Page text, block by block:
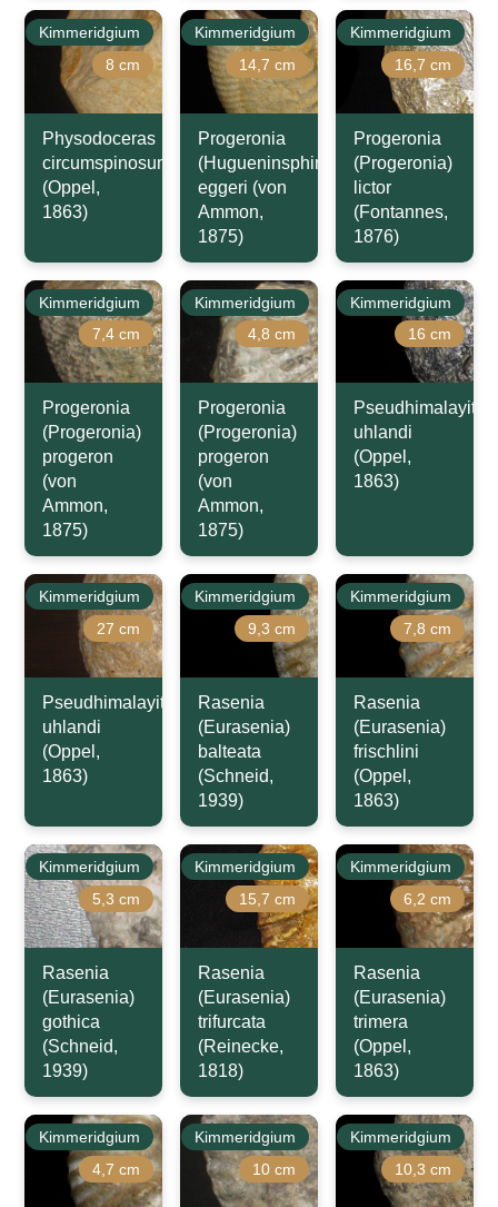
Kimmeridgium
8 cm
Physodoceras
circumspinosum
(Oppel,
1863)
Kimmeridgium
14,7 cm
Progeronia
(Hugueninsphinctes)
eggeri (von
Ammon,
1875)
Kimmeridgium
16,7 cm
Progeronia
(Progeronia)
lictor
(Fontannes,
1876)
Kimmeridgium
7,4 cm
Progeronia
(Progeronia)
progeron
(von
Ammon,
1875)
Kimmeridgium
4,8 cm
Progeronia
(Progeronia)
progeron
(von
Ammon,
1875)
Kimmeridgium
16 cm
Pseudhimalayites
uhlandi
(Oppel,
1863)
Kimmeridgium
27 cm
Pseudhimalayites
uhlandi
(Oppel,
1863)
Kimmeridgium
9,3 cm
Rasenia
(Eurasenia)
balteata
(Schneid,
1939)
Kimmeridgium
7,8 cm
Rasenia
(Eurasenia)
frischlini
(Oppel,
1863)
Kimmeridgium
5,3 cm
Rasenia
(Eurasenia)
gothica
(Schneid,
1939)
Kimmeridgium
15,7 cm
Rasenia
(Eurasenia)
trifurcata
(Reinecke,
1818)
Kimmeridgium
6,2 cm
Rasenia
(Eurasenia)
trimera
(Oppel,
1863)
Kimmeridgium
4,7 cm
Kimmeridgium
10 cm
Kimmeridgium
10,3 cm